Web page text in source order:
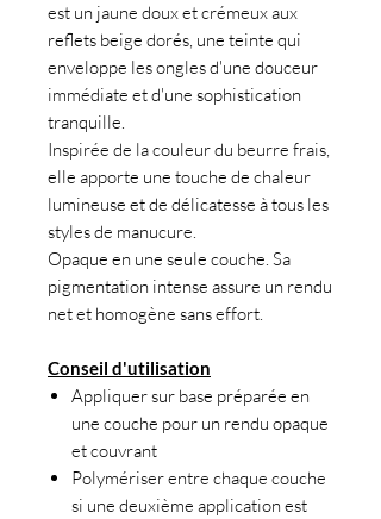
est un jaune doux et crémeux aux
reflets beige dorés, une teinte qui
enveloppe les ongles d'une douceur
immédiate et d'une sophistication
tranquille.
Inspirée de la couleur du beurre frais,
elle apporte une touche de chaleur
lumineuse et de délicatesse à tous les
styles de manucure.
Opaque en une seule couche. Sa
pigmentation intense assure un rendu
net et homogène sans effort.
Conseil d'utilisation
Appliquer sur base préparée en
une couche pour un rendu opaque
et couvrant
Polymériser entre chaque couche
si une deuxième application est